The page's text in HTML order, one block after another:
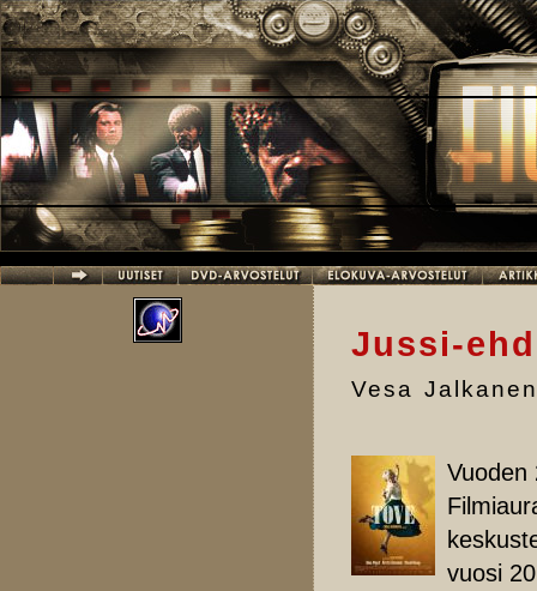
Hyppää pääsisältöön
Jussi-
Vesa Jalkanen
Vuoden
vuosi